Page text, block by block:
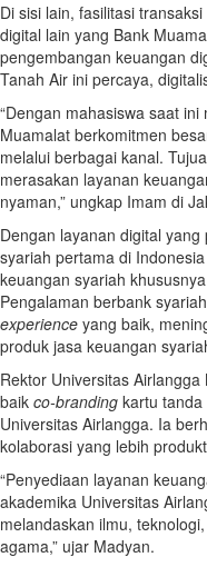
Di sisi lain, fasilitasi
digital lain yang Bank
pengembangan keuangan
Tanah Air ini percaya,
“Dengan mahasiswa saat
Muamalat berkomitmen
melalui berbagai kanal.
merasakan layanan
nyaman,” ungkap Imam di
Dengan layanan digital
syariah pertama di
keuangan syariah
Pengalaman berbank
experience yang baik,
produk jasa keuangan
Rektor Universitas
baik co-branding kartu
Universitas Airlangga. Ia
kolaborasi yang lebih
“Penyediaan layanan
akademika Universitas
melandaskan ilmu,
agama,” ujar Madyan.